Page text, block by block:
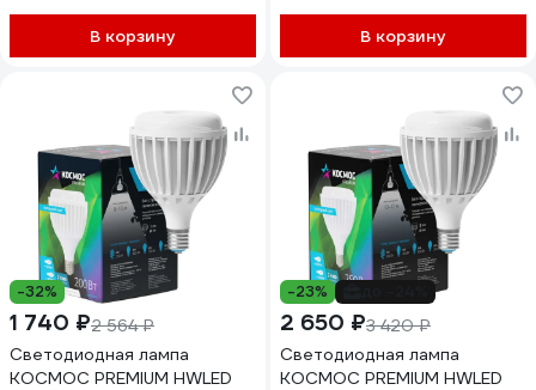
В корзину В корзину
-32%
1 740 ₽2 564 ₽
Светодиодная лампа
КОСМОС PREMIUM HWLED
-23%
2 650 ₽3 420 ₽
Светодиодная лампа
КОСМОС PREMIUM HWLED